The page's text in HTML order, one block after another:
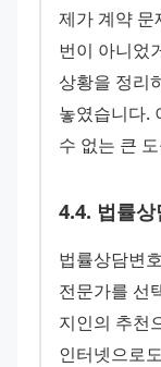
제가 계약 문
번이 아니었
상황을 정리
놓였습니다.
수 없는 큰
4.4. 법률
법률상담변
전문가를 선
지인의 추천
인터넷으로